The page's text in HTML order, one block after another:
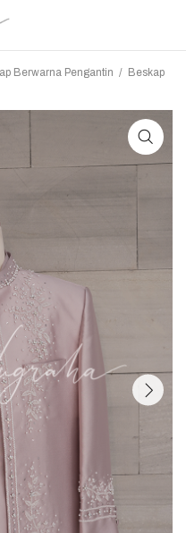
Berwarna Pengantin / Beskap